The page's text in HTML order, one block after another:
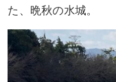
た、晩秋の水城。